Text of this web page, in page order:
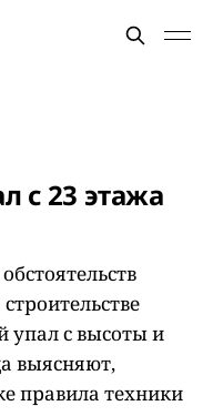
с 23 этажа
упал с высоты и
выясняют,
правила техники